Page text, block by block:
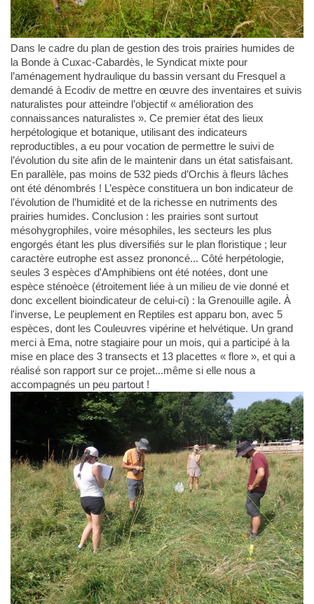
Dans le cadre du plan de gestion des trois prairies humides de
la Bonde à Cuxac-Cabardès, le Syndicat mixte pour
l’aménagement hydraulique du bassin versant du Fresquel a
demandé à Ecodiv de mettre en œuvre des inventaires et suivis
naturalistes pour atteindre l’objectif « amélioration des
connaissances naturalistes ». Ce premier état des lieux
herpétologique et botanique, utilisant des indicateurs
reproductibles, a eu pour vocation de permettre le suivi de
l’évolution du site afin de le maintenir dans un état satisfaisant.
En parallèle, pas moins de 532 pieds d’Orchis à fleurs lâches
ont été dénombrés ! L’espèce constituera un bon indicateur de
l’évolution de l’humidité et de la richesse en nutriments des
prairies humides. Conclusion : les prairies sont surtout
mésohygrophiles, voire mésophiles, les secteurs les plus
engorgés étant les plus diversifiés sur le plan floristique ; leur
caractère eutrophe est assez prononcé... Côté herpétologie,
seules 3 espèces d'Amphibiens ont été notées, dont une
espèce sténoèce (étroitement liée à un milieu de vie donné et
donc excellent bioindicateur de celui-ci) : la Grenouille agile. À
l'inverse, Le peuplement en Reptiles est apparu bon, avec 5
espèces, dont les Couleuvres vipérine et helvétique. Un grand
merci à Ema, notre stagiaire pour un mois, qui a participé à la
mise en place des 3 transects et 13 placettes « flore », et qui a
réalisé son rapport sur ce projet...même si elle nous a
accompagnés un peu partout !